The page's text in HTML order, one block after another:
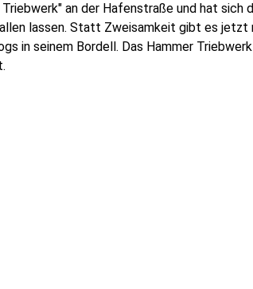
an der Hafenstraße und hat sich
lassen. Statt Zweisamkeit gibt es
in seinem Bordell. Das Hammer